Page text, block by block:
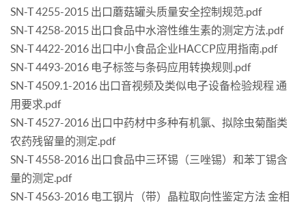
SN-T 4255-2015 出口蘑菇罐头质量安全控制规范.pdf
SN-T 4258-2015 出口食品中水溶性维生素的测定方法.pdf
SN-T 4422-2016 出口中小食品企业HACCP应用指南.pdf
SN-T 4493-2016 电子标签与条码应用转换规则.pdf
SN-T 4509.1-2016 出口音视频及类似电子设备检验规程 通
用要求.pdf
SN-T 4527-2016 出口中药材中多种有机氯、拟除虫菊酯类
农药残留量的测定.pdf
SN-T 4558-2016 出口食品中三环锡（三唑锡）和苯丁锡含
量的测定.pdf
SN-T 4563-2016 电工钢片（带）晶粒取向性鉴定方法 金相